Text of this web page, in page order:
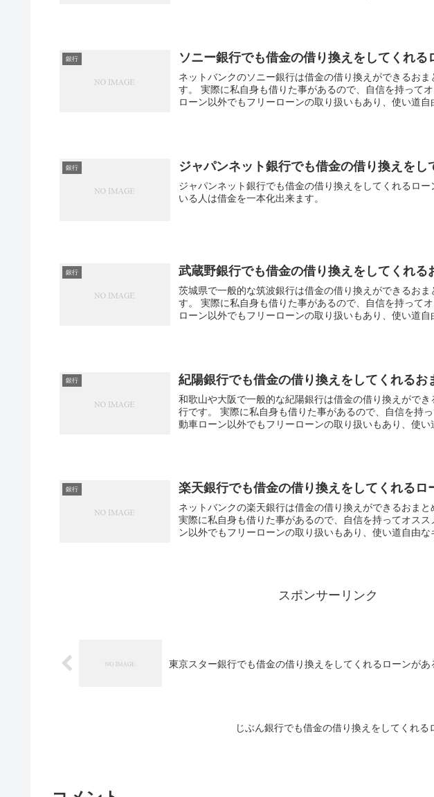
銀行 ソニー銀行でも借金の借り換えをしてくれる
ネットバンクのソニー銀行は借金の借り換えができるお
す。 実際に私自身も借りた事があるので、自信を持って
ローン以外でもフリーローンの取り扱いもあり、使い道
銀行 ジャパンネット銀行でも借金の借り換えをし
ジャパンネット銀行でも借金の借り換えをしてくれるロ
いる人は借金を一本化出来ます。
銀行 武蔵野銀行でも借金の借り換えをしてくれる
茨城県で一般的な筑波銀行は借金の借り換えができるお
す。 実際に私自身も借りた事があるので、自信を持って
ローン以外でもフリーローンの取り扱いもあり、使い道自
銀行 紀陽銀行でも借金の借り換えをしてくれるお
和歌山や大阪で一般的な紀陽銀行は借金の借り換えがで
行です。 実際に私自身も借りた事があるので、自信を持
動車ローン以外でもフリーローンの取り扱いもあり、使い
銀行 楽天銀行でも借金の借り換えをしてくれるロ
ネットバンクの楽天銀行は借金の借り換えができるおまと
実際に私自身も借りた事があるので、自信を持ってオス
ン以外でもフリーローンの取り扱いもあり、使い道自由な
スポンサーリンク
東京スター銀行でも借金の借り換えをしてくれるローンがあ
じぶん銀行でも借金の借り換えをしてくれる